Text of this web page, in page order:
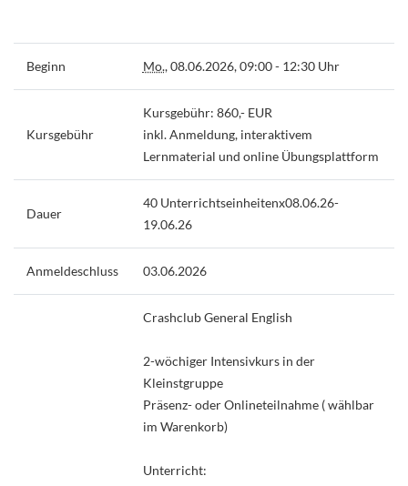
Beginn Mo., 08.06.2026, 09:00 - 12:30 Uhr
Kursgebühr
Kursgebühr: 860,- EUR
inkl. Anmeldung, interaktivem
Lernmaterial und online Übungsplattform
Dauer
40 Unterrichtseinheitenx08.06.26-
19.06.26
Anmeldeschluss 03.06.2026
Crashclub General English
2-wöchiger Intensivkurs in der
Kleinstgruppe
Präsenz- oder Onlineteilnahme ( wählbar
im Warenkorb)
Unterricht: